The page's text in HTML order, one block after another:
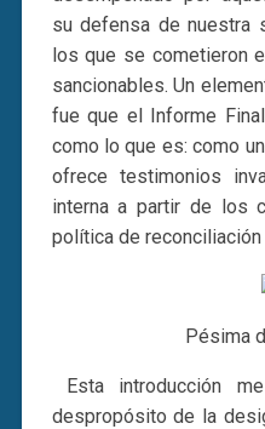
su defensa de nuestra
los que se cometieron
sancionables. Un
fue que el Informe
como lo que es: como
ofrece testimonios
interna a partir de los
política de reconciliación
Pésima
Esta introducción
despropósito de la